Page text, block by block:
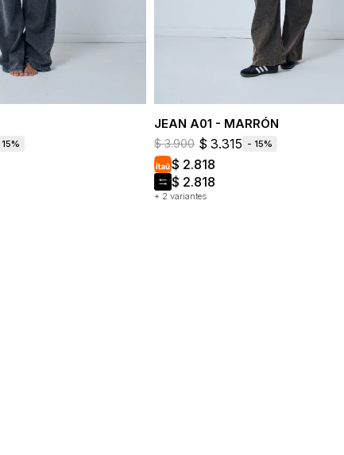
15
JEAN A01 - MARRÓN
+ 2 variantes
$ 3.900 $ 3.315 15
$ 2.818
$ 2.818